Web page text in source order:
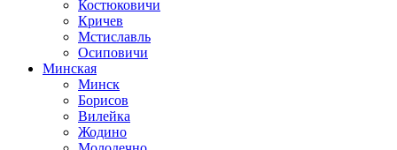
Костюковичи
Кричев
Мстиславль
Осиповичи
Минская
Минск
Борисов
Вилейка
Жодино